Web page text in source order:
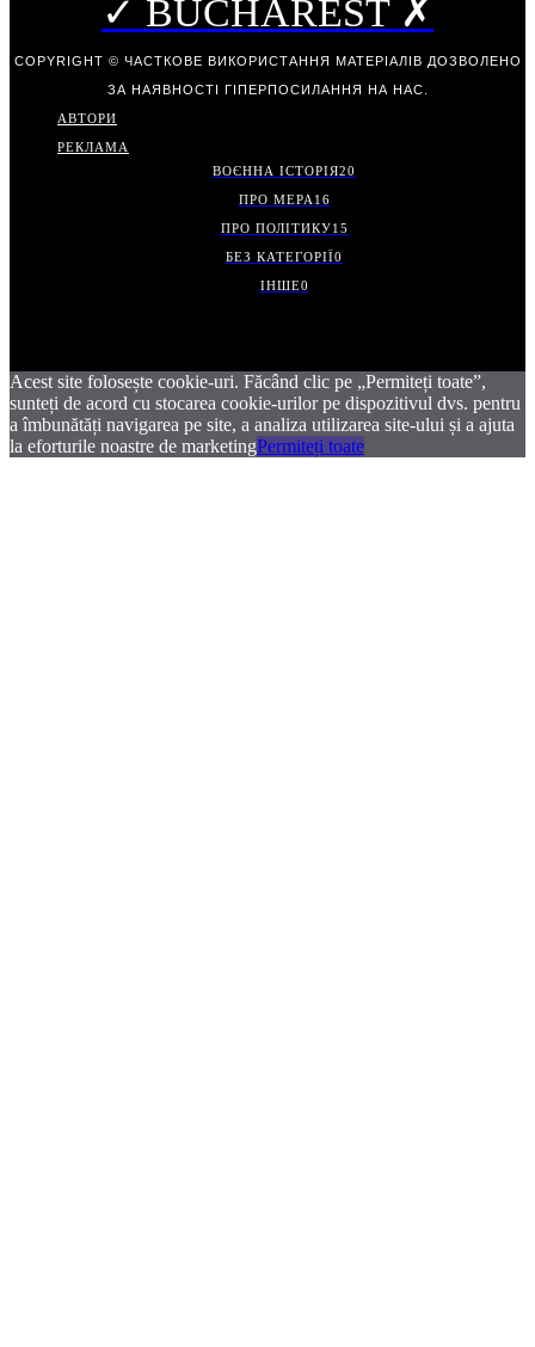
✓ BUCHAREST ✗
COPYRIGHT © ЧАСТКОВЕ ВИКОРИСТАННЯ МАТЕРІАЛІВ ДОЗВОЛЕНО
ЗА НАЯВНОСТІ ГІПЕРПОСИЛАННЯ НА НАС.
АВТОРИ
РЕКЛАМА
ВОЄННА ІСТОРІЯ20
ПРО МЕРА16
ПРО ПОЛІТИКУ15
БЕЗ КАТЕГОРІЇ0
ІНШЕ0
Acest site folosește cookie-uri. Făcând clic pe „Permiteți toate”,
sunteți de acord cu stocarea cookie-urilor pe dispozitivul dvs. pentru
a îmbunătăți navigarea pe site, a analiza utilizarea site-ului și a ajuta
la eforturile noastre de marketingPermiteți toate